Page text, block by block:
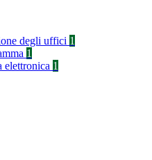
degli uffici 1
1
elettronica 1